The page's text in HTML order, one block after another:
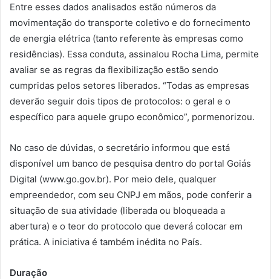
Entre esses dados analisados estão números da
movimentação do transporte coletivo e do fornecimento
de energia elétrica (tanto referente às empresas como
residências). Essa conduta, assinalou Rocha Lima, permite
avaliar se as regras da flexibilização estão sendo
cumpridas pelos setores liberados. “Todas as empresas
deverão seguir dois tipos de protocolos: o geral e o
específico para aquele grupo econômico”, pormenorizou.
No caso de dúvidas, o secretário informou que está
disponível um banco de pesquisa dentro do portal Goiás
Digital (www.go.gov.br). Por meio dele, qualquer
empreendedor, com seu CNPJ em mãos, pode conferir a
situação de sua atividade (liberada ou bloqueada a
abertura) e o teor do protocolo que deverá colocar em
prática. A iniciativa é também inédita no País.
Duração